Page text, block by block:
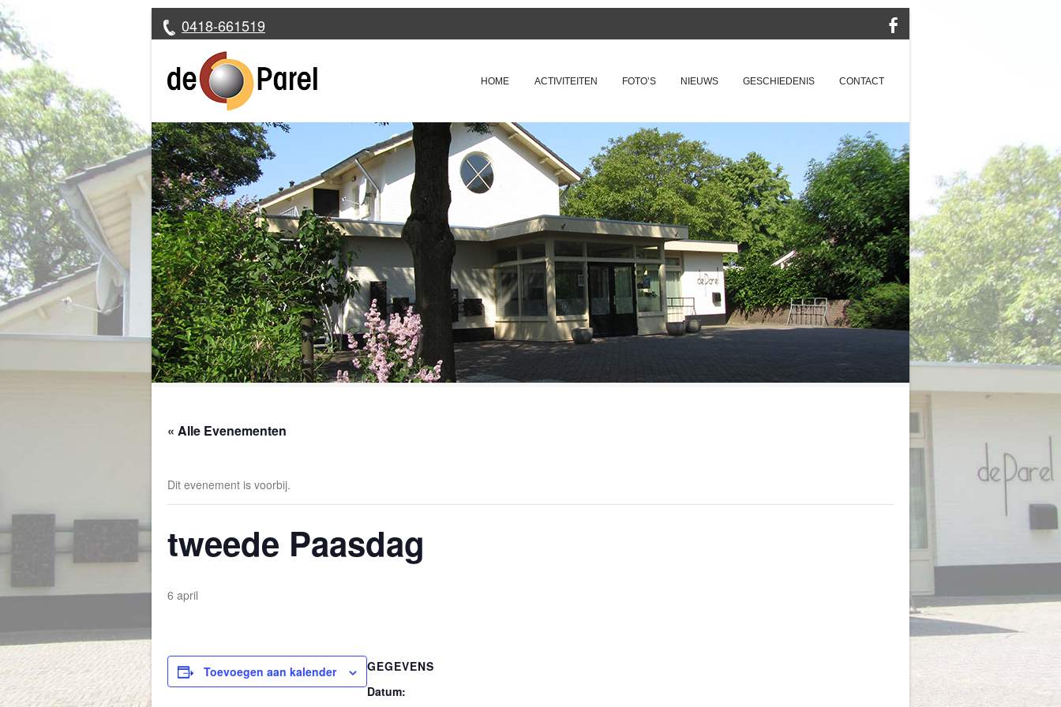
0418-661519
HOME ACTIVITEITEN FOTO’S NIEUWS GESCHIEDENIS CONTACT
« Alle Evenementen
Dit evenement is voorbij.
tweede Paasdag
6 april
Toevoegen aan kalender
GEGEVENS
Datum: